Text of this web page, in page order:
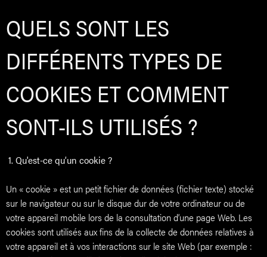
QUELS SONT LES
DIFFÉRENTS TYPES DE
COOKIES ET COMMENT
SONT-ILS UTILISÉS ?
1. Qu'est-ce qu’un cookie ?
Un « cookie » est un petit fichier de données (fichier texte) stocké
sur le navigateur ou sur le disque dur de votre ordinateur ou de
votre appareil mobile lors de la consultation d’une page Web. Les
cookies sont utilisés aux fins de la collecte de données relatives à
votre appareil et à vos interactions sur le site Web (par exemple :